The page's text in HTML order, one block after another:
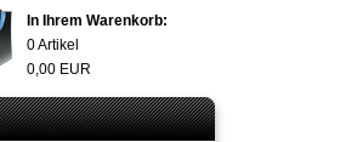
In Ihrem Warenkorb:
0Artikel
0,00 EUR